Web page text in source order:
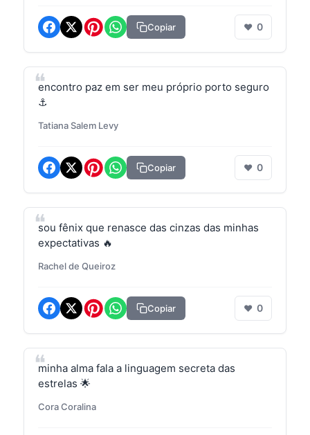
Copiar ❤ 0
encontro paz em ser meu próprio porto seguro
⚓
Tatiana Salem Levy
Copiar ❤ 0
sou fênix que renasce das cinzas das minhas
expectativas 🔥
Rachel de Queiroz
Copiar ❤ 0
minha alma fala a linguagem secreta das
estrelas 🌟
Cora Coralina